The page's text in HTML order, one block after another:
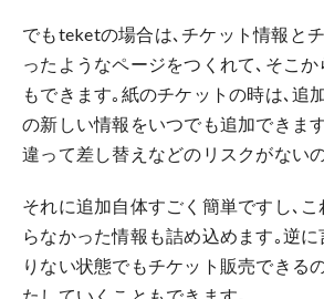
でもteketの場合は､チケット情報と
ったようなページをつくれて､そこか
もできます｡紙のチケットの時は､追
の新しい情報をいつでも追加できま
違って差し替えなどのリスクがない
それに追加自体すごく簡単ですし､こ
らなかった情報も詰め込めます｡逆に
りない状態でもチケット販売できる
たしていくこともできます｡